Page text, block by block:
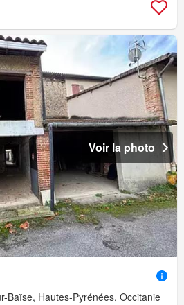
Voir la photo
Baïse, Hautes-Pyrénées, Occitanie